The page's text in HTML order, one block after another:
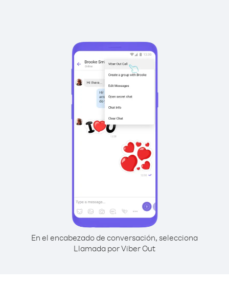
En el encabezado de conversación, selecciona
Llamada por Viber Out